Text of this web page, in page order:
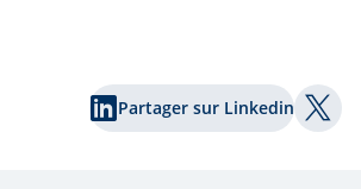
nos experts Johny Basher
d’entreprise au sein de
vous dévoilent les clés
Partager sur Linkedin